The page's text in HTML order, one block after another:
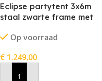
Eclipse partytent 3x6m
staal zwarte frame met
Op voorraad
€ 1.249,00